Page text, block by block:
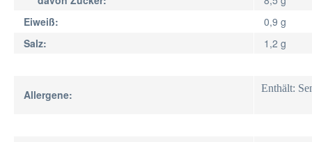
Eiweiß:
0,9 g
Salz:
1,2 g
Allergene: Enthält: